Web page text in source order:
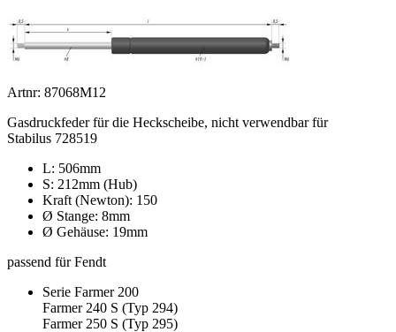
Artnr: 87068M12
Gasdruckfeder für die Heckscheibe, nicht verwendbar für
Stabilus 728519
L: 506mm
S: 212mm (Hub)
Kraft (Newton): 150
Ø Stange: 8mm
Ø Gehäuse: 19mm
passend für Fendt
Serie Farmer 200
Farmer 240 S (Typ 294)
Farmer 250 S (Typ 295)